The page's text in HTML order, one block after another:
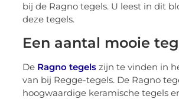
bij de Ragno tegels. U leest in dit
deze tegels.
Een aantal mooie
De Ragno tegels zijn te vinden in
van bij Regge-tegels. De Ragno
hoogwaardige keramische tegels